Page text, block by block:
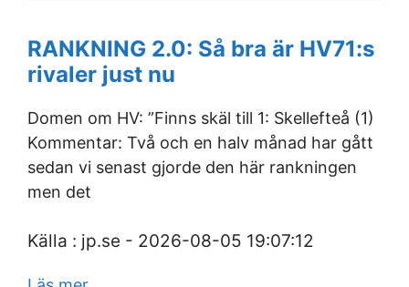
RANKNING 2.0: Så bra är HV71:s
rivaler just nu
Domen om HV: ”Finns skäl till 1: Skellefteå (1)
Kommentar: Två och en halv månad har gått
sedan vi senast gjorde den här rankningen
men det
Källa : jp.se - 2026-08-05 19:07:12